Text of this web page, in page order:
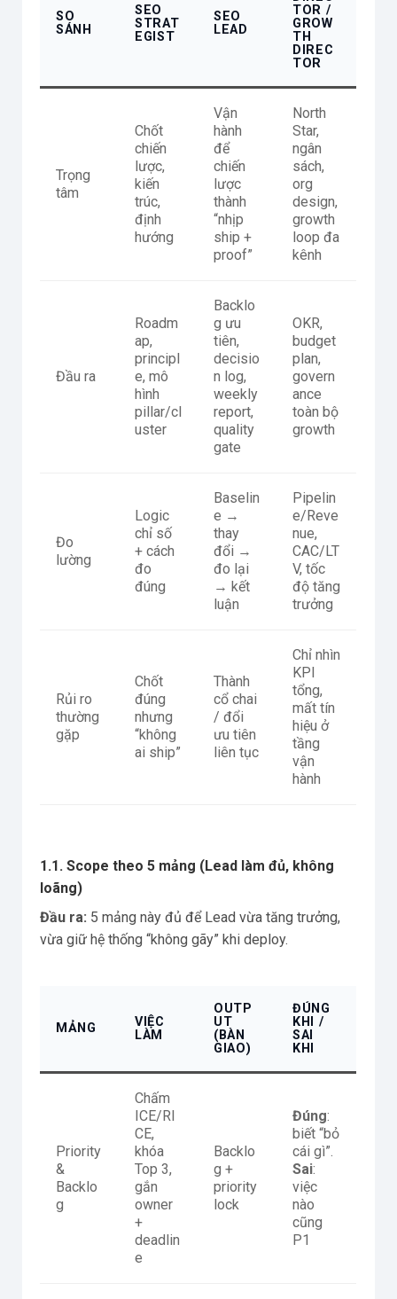
SO
SÁNH
SEO
STRAT
EGIST
SEO
LEAD
TOR /
GROW
TH
DIREC
TOR
Trọng
tâm
Chốt
chiến
lược,
kiến
trúc,
định
hướng
Vận
hành
để
chiến
lược
thành
“nhịp
ship +
proof”
North
Star,
ngân
sách,
org
design,
growth
loop đa
kênh
Đầu ra
Roadm
ap,
principl
e, mô
hình
pillar/cl
uster
Backlo
g ưu
tiên,
decisio
n log,
weekly
report,
quality
gate
OKR,
budget
plan,
govern
ance
toàn bộ
growth
Đo
lường
Logic
chỉ số
+ cách
đo
đúng
Baselin
e →
thay
đổi →
đo lại
→ kết
luận
Pipelin
e/Reve
nue,
CAC/LT
V, tốc
độ tăng
trưởng
Rủi ro
thường
gặp
Chốt
đúng
nhưng
“không
ai ship”
Thành
cổ chai
/ đổi
ưu tiên
liên tục
Chỉ nhìn
KPI
tổng,
mất tín
hiệu ở
tầng
vận
hành
1.1. Scope theo 5 mảng (Lead làm đủ, không
loãng)
Đầu ra: 5 mảng này đủ để Lead vừa tăng trưởng,
vừa giữ hệ thống “không gãy” khi deploy.
MẢNG
VIỆC
LÀM
OUTP
UT
(BÀN
GIAO)
ĐÚNG
KHI /
SAI
KHI
Priority
&
Backlo
g
Chấm
ICE/RI
CE,
khóa
Top 3,
gắn
owner
+
deadlin
e
Backlo
g +
priority
lock
Đúng:
biết “bỏ
cái gì”.
Sai:
việc
nào
cũng
P1